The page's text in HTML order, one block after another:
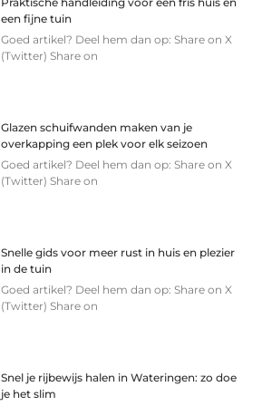
een fijne tuin
Goed artikel? Deel hem dan op: Share on X
(Twitter) Share on
Glazen schuifwanden maken van je
overkapping een plek voor elk seizoen
Goed artikel? Deel hem dan op: Share on X
(Twitter) Share on
Snelle gids voor meer rust in huis en plezier
in de tuin
Goed artikel? Deel hem dan op: Share on X
(Twitter) Share on
Snel je rijbewijs halen in Wateringen: zo doe
je het slim